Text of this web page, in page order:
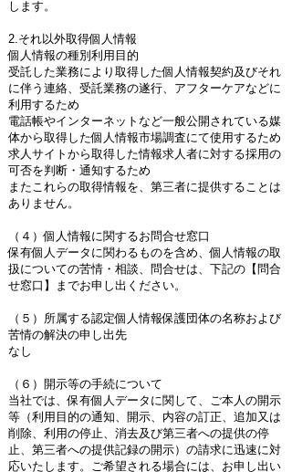
します。
2.それ以外取得個人情報
個人情報の種別利用目的
受託した業務により取得した個人情報契約及びそれ
に伴う連絡、受託業務の遂行、アフターケアなどに
利用するため
電話帳やインターネットなど一般公開されている媒
体から取得した個人情報市場調査にて使用するため
求人サイトから取得した情報求人者に対する採用の
可否を判断・通知するため
またこれらの取得情報を、第三者に提供することは
ありません。
（４）個人情報に関するお問合せ窓口
保有個人データに関わるものを含め、個人情報の取
扱についての苦情・相談、問合せは、下記の【問合
せ窓口】までお申し出ください。
（５）所属する認定個人情報保護団体の名称および
苦情の解決の申し出先
なし
（６）開示等の手続について
当社では、保有個人データに関して、ご本人の開示
等（利用目的の通知、開示、内容の訂正、追加又は
削除、利用の停止、消去及び第三者への提供の停
止、第三者への提供記録の開示）の請求に迅速に対
応いたします。ご希望される場合には、お申し出い